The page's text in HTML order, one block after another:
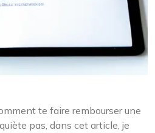
te faire rembourser une
pas, dans cet article, je